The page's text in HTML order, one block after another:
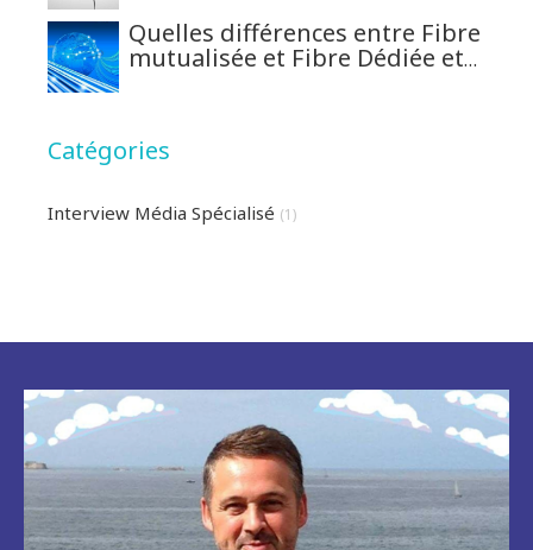
Quelles différences entre Fibre
mutualisée et Fibre Dédiée et
Catégories
Interview Média Spécialisé (1)